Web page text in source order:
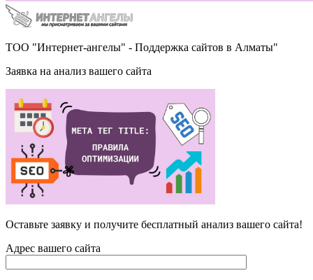
ТОО "Интернет-ангелы" - Поддержка сайтов в Алматы"
Заявка на анализ вашего сайта
Оставьте заявку и получите бесплатный анализ вашего сайта!
Адрес вашего сайта